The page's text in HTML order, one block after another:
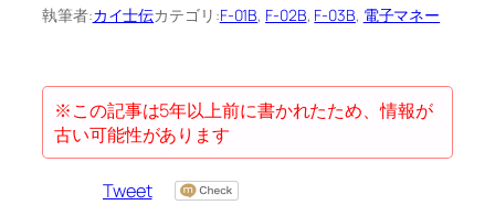
執筆者:カイ士伝カテゴリ:F-01B, F-02B, F-03B, 電子マネー
※この記事は5年以上前に書かれたため、情報が
古い可能性があります
Tweet